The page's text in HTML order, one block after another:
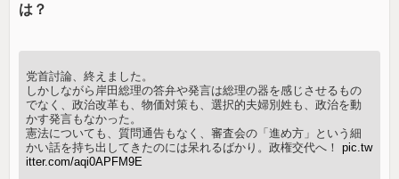
は？
党首討論、終えました。
しかしながら岸田総理の答弁や発言は総理の器を感じさせるもの
でなく、政治改革も、物価対策も、選択的夫婦別姓も、政治を動
かす発言もなかった。
憲法についても、質問通告もなく、審査会の「進め方」という細
かい話を持ち出してきたのには呆れるばかり。政権交代へ！pic.tw
itter.com/aqi0APFM9E